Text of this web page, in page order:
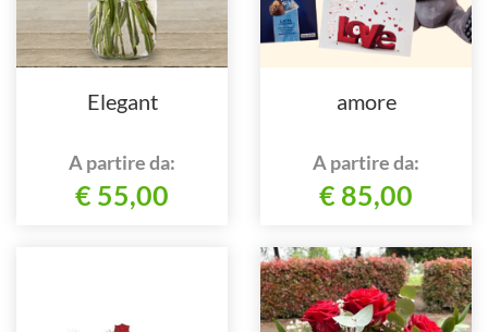
Elegant
A partire da:
€ 55,00
amore
A partire da:
€ 85,00